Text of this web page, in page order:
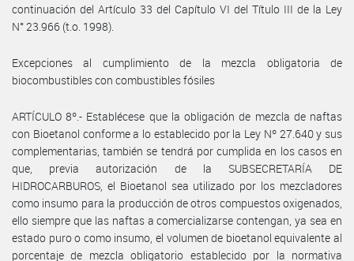
continuación del Artículo 33 del Capítulo VI del Título III de la Ley
N° 23.966 (t.o. 1998).
Excepciones al cumplimiento de la mezcla obligatoria de
biocombustibles con combustibles fósiles
ARTÍCULO 8º.- Establécese que la obligación de mezcla de naftas
con Bioetanol conforme a lo establecido por la Ley Nº 27.640 y sus
complementarias, también se tendrá por cumplida en los casos en
que, previa autorización de la SUBSECRETARÍA DE
HIDROCARBUROS, el Bioetanol sea utilizado por los mezcladores
como insumo para la producción de otros compuestos oxigenados,
ello siempre que las naftas a comercializarse contengan, ya sea en
estado puro o como insumo, el volumen de bioetanol equivalente al
porcentaje de mezcla obligatorio establecido por la normativa